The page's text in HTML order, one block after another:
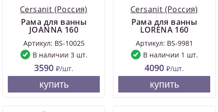
Cersanit (Россия)
Рама для ванны
JOANNA 160
Артикул: BS-10025
В наличии 3 шт.
3590 ₽/шт.
купить
Cersanit (Россия)
Рама для ванны
LORENA 160
Артикул: BS-9981
В наличии 1 шт.
4090 ₽/шт.
купить